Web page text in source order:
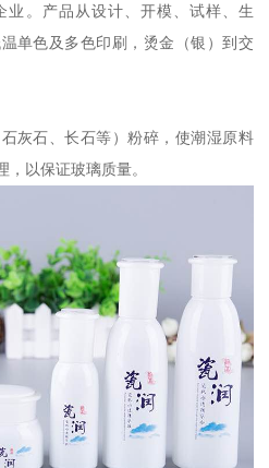
业。产品从设计、开模、试样、生
单色及多色印刷，烫金（银）到交
灰石、长石等）粉碎，使潮湿原料
以保证玻璃质量。